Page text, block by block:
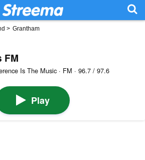
> Grantham
FM
Is The Music · FM · 96.7 / 97.6
Play